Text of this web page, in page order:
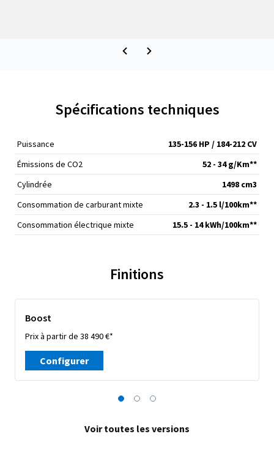
Spécifications techniques
Puissance
135-156 HP / 184-212 CV
Émissions de CO2
52 - 34 g/Km**
Cylindrée
1498 cm3
Consommation de carburant mixte
2.3 - 1.5 l/100km**
Consommation électrique mixte
15.5 - 14 kWh/100km**
Finitions
Boost
Prix à partir de 38 490 €*
Configurer
Voir toutes les versions